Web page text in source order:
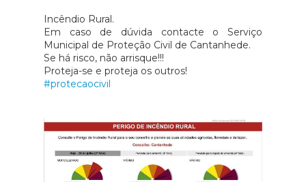
Incêndio Rural.
Em caso de dúvida contacte o Serviço
Municipal de Proteção Civil de Cantanhede.
Se há risco, não arrisque!!!
Proteja-se e proteja os outros!
#protecaocivil